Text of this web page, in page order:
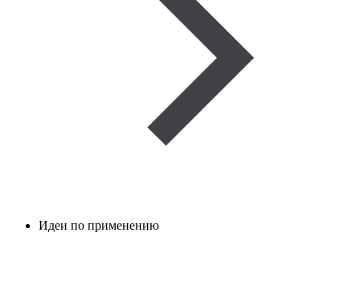
Идеи по применению